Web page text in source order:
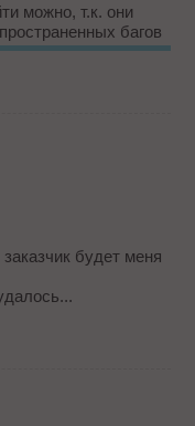
можно, т.к. они
багов
Так что
после работы
будет меня